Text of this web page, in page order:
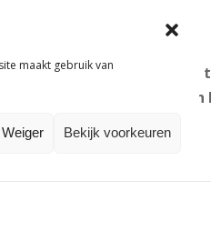
maakt gebruik van
Weiger Bekijk voorkeuren
is het nu tijd om even uit
wensen we je fijne